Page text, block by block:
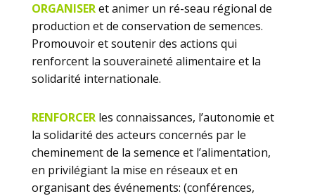
ORGANISERet animer un ré-seau régional de
production et de conservation de semences.
Promouvoir et soutenir des actions qui
renforcent la souveraineté alimentaire et la
solidarité internationale.
RENFORCER les connaissances, l’autonomie et
la solidarité des acteurs concernés par le
cheminement de la semence et l’alimentation,
en privilégiant la mise en réseaux et en
organisant des événements: (conférences,